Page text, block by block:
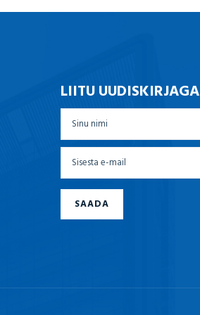
LIITU UUDISKIRJAGA
SAADA